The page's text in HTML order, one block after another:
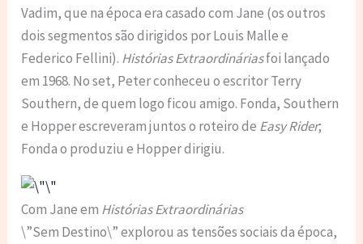
Vadim, que na época era casado com Jane (os outros
dois segmentos são dirigidos por Louis Malle e
Federico Fellini). Histórias Extraordináriasfoi lançado
em 1968. No set, Peter conheceu o escritor Terry
Southern, de quem logo ficou amigo. Fonda, Southern
e Hopper escreveram juntos o roteiro de Easy Rider;
Fonda o produziu e Hopper dirigiu.
Com Jane em Histórias Extraordinárias
\”Sem Destino\” explorou as tensões sociais da época,